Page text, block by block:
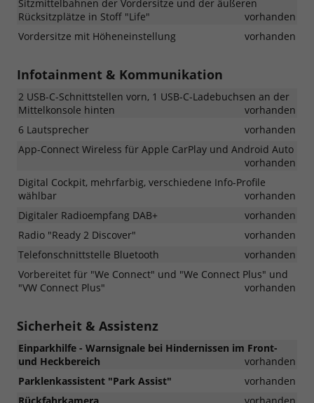
Sitzmittelbahnen der Vordersitze und der äußeren
Rücksitzplätze in Stoff "Life"
vorhanden
Vordersitze mit Höheneinstellung
vorhanden
Infotainment & Kommunikation
2 USB-C-Schnittstellen vorn, 1 USB-C-Ladebuchsen an der
Mittelkonsole hinten
vorhanden
6 Lautsprecher
vorhanden
App-Connect Wireless für Apple CarPlay und Android Auto
vorhanden
Digital Cockpit, mehrfarbig, verschiedene Info-Profile
wählbar
vorhanden
Digitaler Radioempfang DAB+
vorhanden
Radio "Ready 2 Discover"
vorhanden
Telefonschnittstelle Bluetooth
vorhanden
Vorbereitet für "We Connect" und "We Connect Plus" und
"VW Connect Plus"
vorhanden
Sicherheit & Assistenz
Einparkhilfe - Warnsignale bei Hindernissen im Front-
und Heckbereich
vorhanden
Parklenkassistent "Park Assist"
vorhanden
Rückfahrkamera
vorhanden